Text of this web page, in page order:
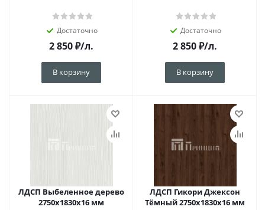
Достаточно
2 850₽/л.
В корзину
Достаточно
2 850₽/л.
В корзину
ЛДСП Выбеленное дерево
2750х1830х16 мм
ЛДСП Гикори Джексон
Тёмный 2750х1830х16 мм